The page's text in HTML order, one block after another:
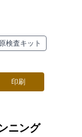
検査キット
印刷
ニング